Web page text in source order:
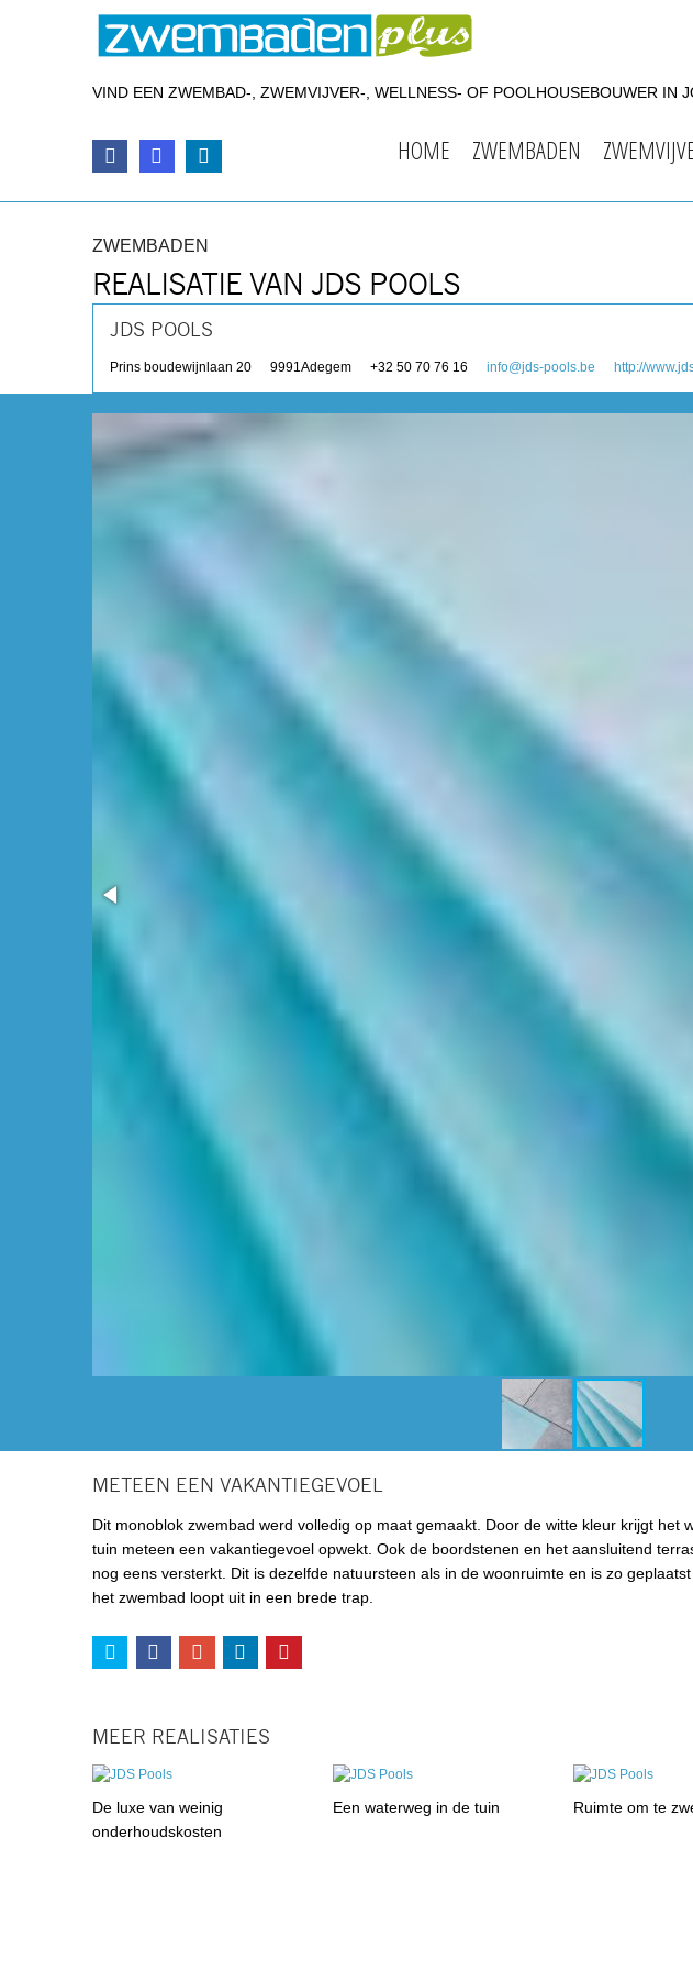
VIND EEN ZWEMBAD-, ZWEMVIJVER-, WELLNESS- OF POOLHOUSEBOUWER IN
HOME ZWEMBADEN
ZWEMBADEN
REALISATIE VAN JDS POOLS
JDS POOLS
Prins boudewijnlaan 20 9991Adegem +32 50 70 76 16 info@jds-pools.be http://
METEEN EEN VAKANTIEGEVOEL
Dit monoblok zwembad werd volledig op maat gemaakt. Door de witte kleur krijgt het
tuin meteen een vakantiegevoel opwekt. Ook de boordstenen en het aansluitend
nog eens versterkt. Dit is dezelfde natuursteen als in de woonruimte en is zo
het zwembad loopt uit in een brede trap.
MEER REALISATIES
De luxe van weinig
onderhoudskosten
Een waterweg in de tuin Ruimte om te